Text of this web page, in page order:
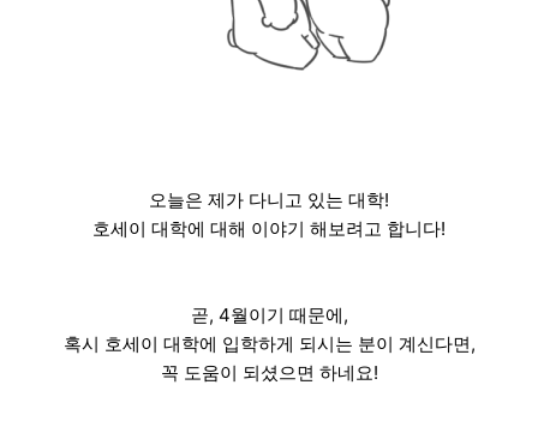
오늘은 제가 다니고 있는 대학!
호세이 대학에 대해 이야기 해보려고 합니다!
곧, 4월이기 때문에,
혹시 호세이 대학에 입학하게 되시는 분이 계신다면,
꼭 도움이 되셨으면 하네요!